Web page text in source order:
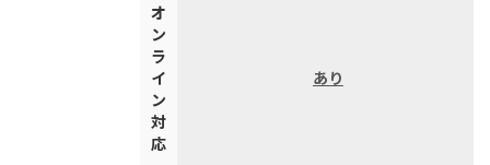
オ
ン
ラ
イ
ン
対
応
あり